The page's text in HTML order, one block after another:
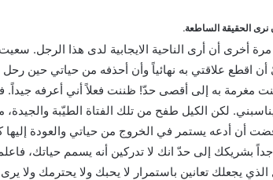
نرى الحقيقة الساطعة.
أخرى أن أرى الناحية الايجابية لدى هذا الرجل.
اقطع علاقتي به نهائياً وأن أحذفه من حياتي حين رحل
مغرمة به إلى أقصى حدّ! ظننت فعلاً أني أعرفه جيداً.
لكن الكيل طفح من تلك الفتاة الطيّبة والجيدة،
أن أدعه يستمر في الخروج من حياتي والعودة
بشريكك إلى حدّ انك لا تدركين أنه يسمم حياتك،
الذي يجعلك تعانين باستمرار لا يحبك ولا يحترمك ولا